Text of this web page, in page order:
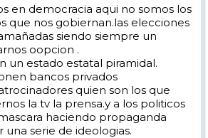
en democracia aqui no somos los
que nos gobiernan.las elecciones
siendo siempre un
oopcion .
un estado estatal piramidal.
bancos privados
quien son los que
la tv la prensa.y a los politicos
haciendo propaganda
una serie de ideologias.